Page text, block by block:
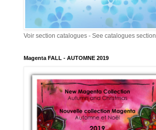
Voir section catalogues - See catalogues section
Magenta FALL - AUTOMNE 2019